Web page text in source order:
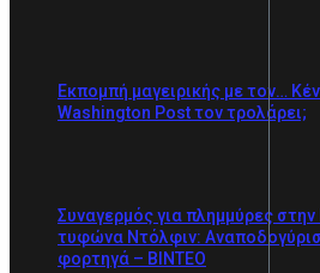
Εκπομπή μαγειρικής με τον…
Washington Post τον τρολάρει;
Συναγερμός για πλημμύρες
τυφώνα Ντόλφιν:
φορτηγά – BINTEO